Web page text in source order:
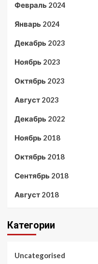
Февраль 2024
Январь 2024
Декабрь 2023
Ноябрь 2023
Октябрь 2023
Август 2023
Декабрь 2022
Ноябрь 2018
Октябрь 2018
Сентябрь 2018
Август 2018
Категории
Uncategorised